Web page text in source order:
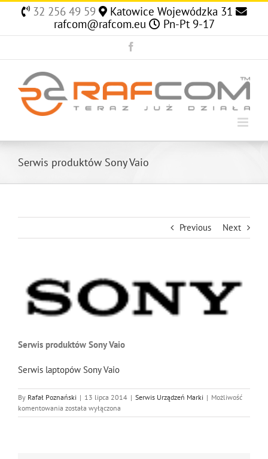
Skip
32 256 49 59
Katowice Wojewódzka 31
rafcom@rafcom.eu
Pn-Pt 9-17
Serwis produktów Sony Vaio
Previous Next
Serwis produktów Sony Vaio
Serwis laptopów Sony Vaio
By Rafał Poznański | 13 lipca 2014 | Serwis Urządzeń Marki | Możliwość
komentowania Serwis
produktów
została wyłączona